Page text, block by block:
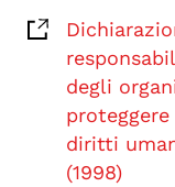
degli
diritti
(1998)